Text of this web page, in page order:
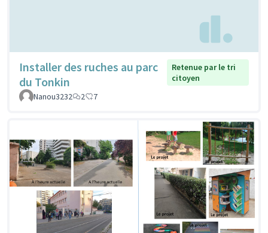
Installer des ruches au parc
du Tonkin
Retenue par le tri
citoyen
Nanou3232
2 7